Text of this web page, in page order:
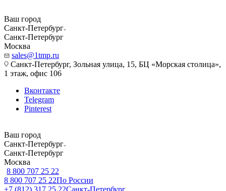
Ваш город
Санкт-Петербург
Санкт-Петербург
Москва
sales@1tmp.ru
Санкт-Петербург, Зольная улица, 15, БЦ «Морская столица»,
1 этаж, офис 106
Вконтакте
Telegram
Pinterest
Ваш город
Санкт-Петербург
Санкт-Петербург
Москва
8 800 707 25 22
8 800 707 25 22По России
+7 (812) 317 25 22Санкт-Петербург